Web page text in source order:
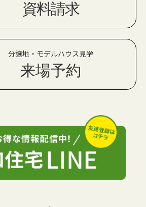
資料請求
分譲地・モデルハウス見学
来場予約